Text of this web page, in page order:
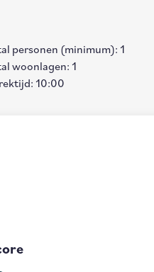
personen (minimum): 1
woonlagen: 1
10:00